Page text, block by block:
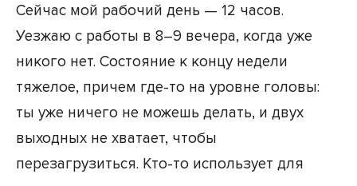
Сейчас мой рабочий день — 12 часов.
Уезжаю с работы в 8–9 вечера, когда уже
никого нет. Состояние к концу недели
тяжелое, причем где-то на уровне головы:
ты уже ничего не можешь делать, и двух
выходных не хватает, чтобы
перезагрузиться. Кто-то использует для